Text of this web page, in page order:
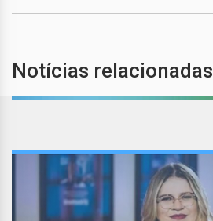
Notícias relacionadas